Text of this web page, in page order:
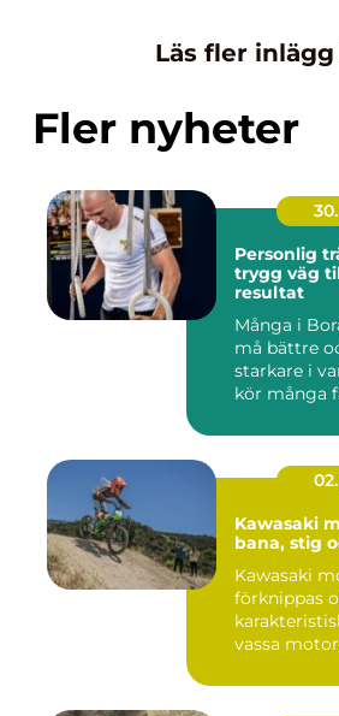
Läs fler
Fler nyheter
Personlig
trygg väg
resultat
Många i
må bättre
starkare i
kör många
Kawasaki
bana, stig
Kawasaki
förknippas
vassa